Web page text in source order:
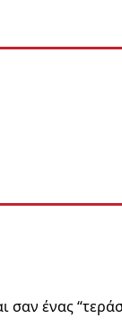
σαν ένας